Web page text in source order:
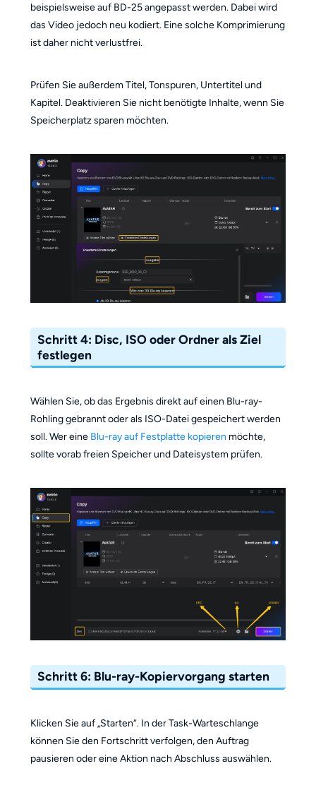
beispielsweise auf BD-25 angepasst werden. Dabei wird
das Video jedoch neu kodiert. Eine solche Komprimierung
ist daher nicht verlustfrei.
Prüfen Sie außerdem Titel, Tonspuren, Untertitel und
Kapitel. Deaktivieren Sie nicht benötigte Inhalte, wenn Sie
Speicherplatz sparen möchten.
Schritt 4: Disc, ISO oder Ordner als Ziel
festlegen
Wählen Sie, ob das Ergebnis direkt auf einen Blu-ray-
Rohling gebrannt oder als ISO-Datei gespeichert werden
soll. Wer eine Blu-ray auf Festplatte kopieren möchte,
sollte vorab freien Speicher und Dateisystem prüfen.
Schritt 6: Blu-ray-Kopiervorgang starten
Klicken Sie auf „Starten“. In der Task-Warteschlange
können Sie den Fortschritt verfolgen, den Auftrag
pausieren oder eine Aktion nach Abschluss auswählen.